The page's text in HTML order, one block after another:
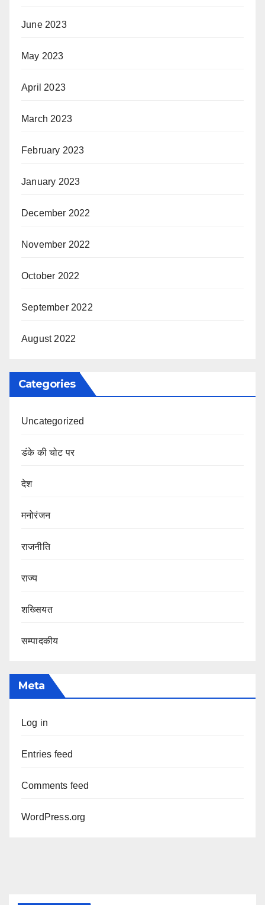
June 2023
May 2023
April 2023
March 2023
February 2023
January 2023
December 2022
November 2022
October 2022
September 2022
August 2022
Categories
Uncategorized
डंके की चोट पर
देश
मनोरंजन
राजनीति
राज्य
शख्सियत
सम्पादकीय
Meta
Log in
Entries feed
Comments feed
WordPress.org